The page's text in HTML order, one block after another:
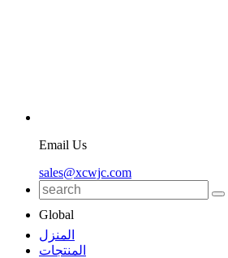
Email Us
sales@xcwjc.com
Global
المنزل
المنتجات